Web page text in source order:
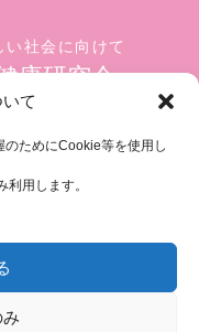
て
ためにCookie等を使用し
用します。
社会に向けて
康研究会
ALL RIGHT RESERVED